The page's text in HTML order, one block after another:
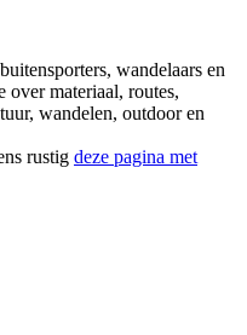
wandelaars en
over materiaal, routes,
wandelen, outdoor en
rustig deze pagina met